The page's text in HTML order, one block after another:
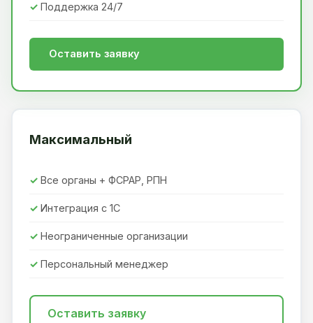
Поддержка 24/7
Оставить заявку
Максимальный
Все органы + ФСРАР, РПН
Интеграция с 1С
Неограниченные организации
Персональный менеджер
Оставить заявку